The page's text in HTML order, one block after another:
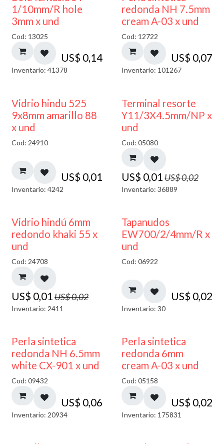
1/10mm/R hole
3mm x und
Cod: 13025
US$ 0,14
Inventario: 41378
redonda NH 7.5mm
cream A-03 x und
Cod: 12722
US$ 0,07
Inventario: 101267
40% DESCUENTO
Vidrio hindu 525
9x8mm amarillo 88
x und
Cod: 24910
US$ 0,01
Inventario: 4242
50% DESCUENTO
Terminal resorte
Y11/3X4.5mm/NP x
und
Cod: 05080
US$ 0,01US$0,02
Inventario: 36889
40% DESCUENTO
Vidrio hindú 6mm
redondo khaki 55 x
und
Cod: 24708
US$ 0,01 US$0,02
Inventario: 2411
Tapanudos
EW700/2/4mm/R x
und
Cod: 06922
US$ 0,02
Inventario: 30
Perla sintetica
redonda NH 6.5mm
white CX-901 x und
Cod: 09432
US$ 0,06
Inventario: 20934
Perla sintetica
redonda 6mm
cream A-03 x und
Cod: 05158
US$ 0,02
Inventario: 175831